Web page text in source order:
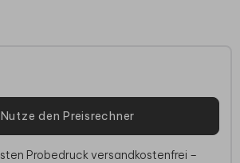
Nutze den Preisrechner
Probedruck versandkostenfrei –